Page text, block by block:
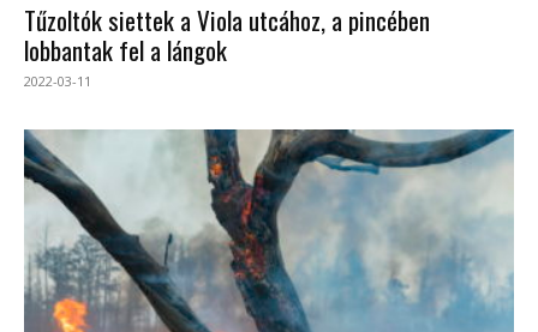
Tűzoltók siettek a Viola utcához, a pincében
lobbantak fel a lángok
2022-03-11